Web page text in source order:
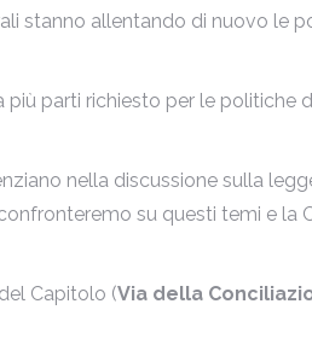
stanno allentando di nuovo le
parti richiesto per le politiche
nella discussione sulla
su questi temi e la
Capitolo (Via della